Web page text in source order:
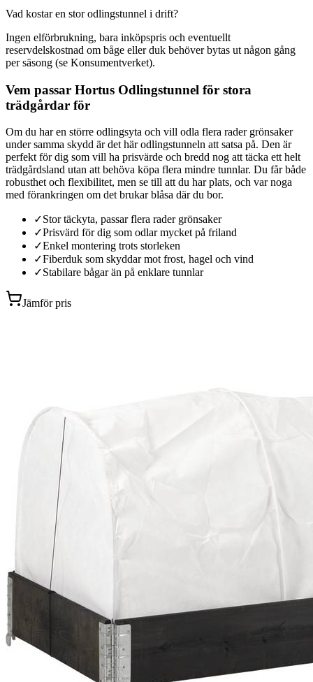
Vad kostar en stor odlingstunnel i drift?
Ingen elförbrukning, bara inköpspris och eventuellt
reservdelskostnad om båge eller duk behöver bytas ut någon gång
per säsong (se Konsumentverket).
Vem passar Hortus Odlingstunnel för stora
trädgårdar för
Om du har en större odlingsyta och vill odla flera rader grönsaker
under samma skydd är det här odlingstunneln att satsa på. Den är
perfekt för dig som vill ha prisvärde och bredd nog att täcka ett helt
trädgårdsland utan att behöva köpa flera mindre tunnlar. Du får både
robusthet och flexibilitet, men se till att du har plats, och var noga
med förankringen om det brukar blåsa där du bor.
✓Stor täckyta, passar flera rader grönsaker
✓Prisvärd för dig som odlar mycket på friland
✓Enkel montering trots storleken
✓Fiberduk som skyddar mot frost, hagel och vind
✓Stabilare bågar än på enklare tunnlar
Jämför pris